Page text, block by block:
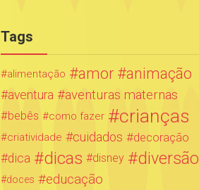
Tags
alimentação amor animação
aventura aventuras maternas
bebês como fazer crianças
criatividade cuidados
decoração
dica
dicas disney diversão
doces educação